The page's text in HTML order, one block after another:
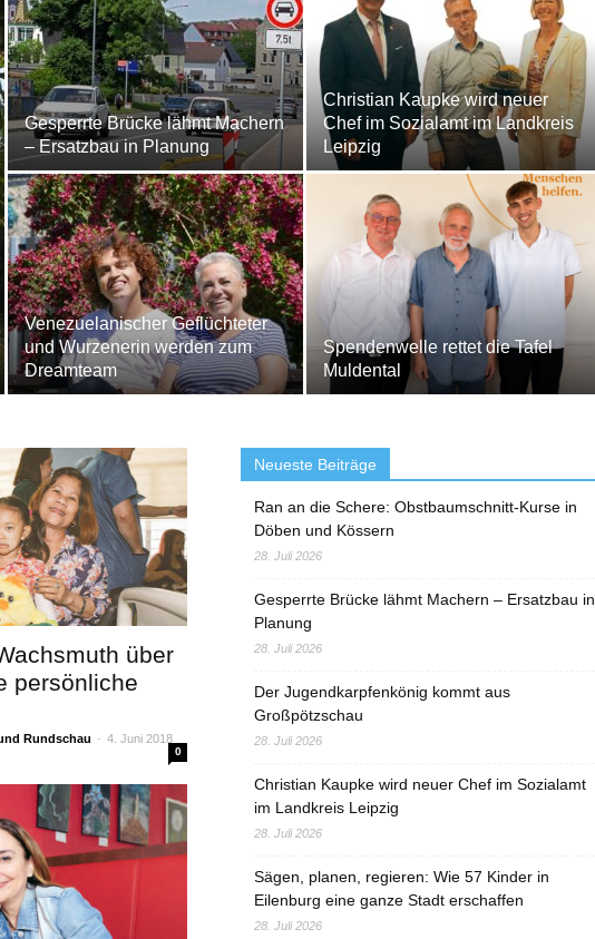
Gesperrte Brücke lähmt Machern
– Ersatzbau in Planung
Christian Kaupke wird neuer
Chef im Sozialamt im Landkreis
Leipzig
Venezuelanischer Geflüchteter
und Wurzenerin werden zum
Dreamteam
Spendenwelle rettet die Tafel
Muldental
über
persönliche
Rundschau - 4. Juni 2018
0
Neueste Beiträge
Ran an die Schere: Obstbaumschnitt-Kurse in
Döben und Kössern
28. Juli 2026
Gesperrte Brücke lähmt Machern – Ersatzbau in
Planung
28. Juli 2026
Der Jugendkarpfenkönig kommt aus
Großpötzschau
28. Juli 2026
Christian Kaupke wird neuer Chef im Sozialamt
im Landkreis Leipzig
28. Juli 2026
Sägen, planen, regieren: Wie 57 Kinder in
Eilenburg eine ganze Stadt erschaffen
28. Juli 2026